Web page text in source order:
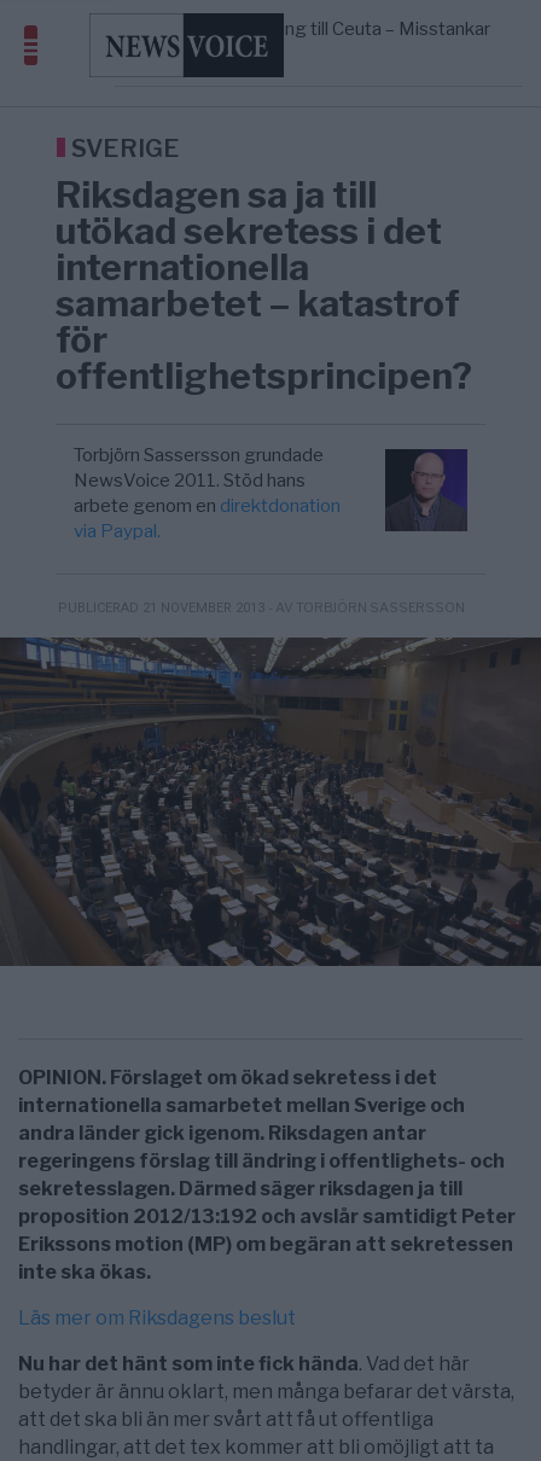
3/8
Massiv anstormning till Ceuta – Misstankar
om amerikansk påverkan
UNITED STATES — Tucker Carlson: ”It’s Time to Save
SVERIGE
Riksdagen sa ja till
utökad sekretess i det
internationella
samarbetet – katastrof
för
offentlighetsprincipen?
Torbjörn Sassersson grundade
NewsVoice 2011. Stöd hans
arbete genom en direktdonation
via Paypal.
PUBLICERAD 21 NOVEMBER 2013 - AV TORBJÖRN SASSERSSON
OPINION. Förslaget om ökad sekretess i det
internationella samarbetet mellan Sverige och
andra länder gick igenom. Riksdagen antar
regeringens förslag till ändring i offentlighets- och
sekretesslagen. Därmed säger riksdagen ja till
proposition 2012/13:192 och avslår samtidigt Peter
Erikssons motion (MP) om begäran att sekretessen
inte ska ökas.
Läs mer om Riksdagens beslut
Nu har det hänt som inte fick hända. Vad det här
betyder är ännu oklart, men många befarar det värsta,
att det ska bli än mer svårt att få ut offentliga
handlingar, att det tex kommer att bli omöjligt att ta